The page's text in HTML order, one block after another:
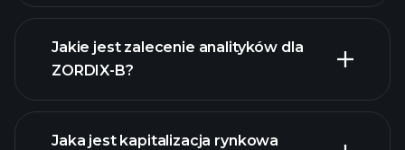
ZORDIX-B wykresie.
Jakie jest zalecenie analityków dla
ZORDIX-B?
Jaka jest kapitalizacja rynkowa